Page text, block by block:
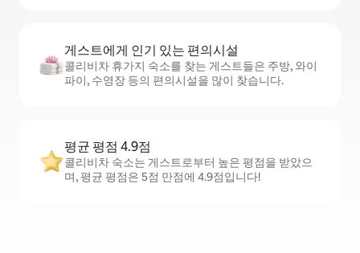
게스트에게 인기 있는 편의시설
콜리비차 휴가지 숙소를 찾는 게스트들은 주방, 와이
파이, 수영장 등의 편의시설을 많이 찾습니다.
평균 평점 4.9점
콜리비차 숙소는 게스트로부터 높은 평점을 받았으
며, 평균 평점은 5점 만점에 4.9점입니다!